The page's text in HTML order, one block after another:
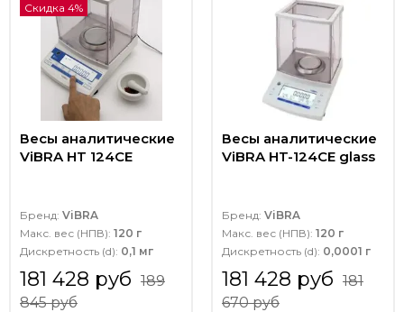
Скидка 4%
Весы аналитические
ViBRA HT 124CE
Бренд: ViBRA
Макс. вес (НПВ): 120 г
Дискретность (d): 0,1 мг
181 428 руб 189
845 руб
Весы аналитические
ViBRA HT-124CE glass
Бренд: ViBRA
Макс. вес (НПВ): 120 г
Дискретность (d): 0,0001 г
181 428 руб 181
670 руб